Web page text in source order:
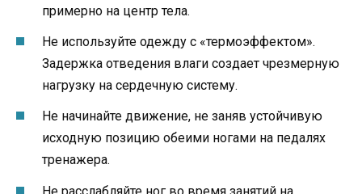
примерно на центр тела.
Не используйте одежду с «термоэффектом».
Задержка отведения влаги создает чрезмерную
нагрузку на сердечную систему.
Не начинайте движение, не заняв устойчивую
исходную позицию обеими ногами на педалях
тренажера.
Не расслабляйте ног во время занятий на